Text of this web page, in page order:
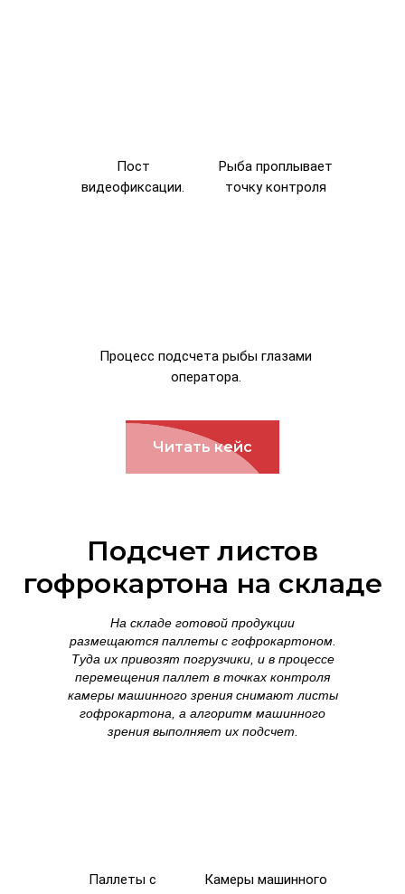
Пост
видеофиксации.
Рыба проплывает
точку контроля
Процесс подсчета рыбы глазами
оператора.
Читать кейс
Подсчет листов
гофрокартона на складе
На складе готовой продукции
размещаются паллеты с гофрокартоном.
Туда их привозят погрузчики, и в процессе
перемещения паллет в точках контроля
камеры машинного зрения снимают листы
гофрокартона, а алгоритм машинного
зрения выполняет их подсчет.
Паллеты с
Камеры машинного